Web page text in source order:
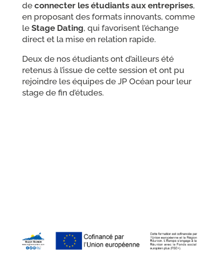
de connecter les étudiants aux entreprises,
en proposant des formats innovants, comme
le Stage Dating, qui favorisent l’échange
direct et la mise en relation rapide.
Deux de nos étudiants ont d’ailleurs été
retenus à l’issue de cette session et ont pu
rejoindre les équipes de JP Océan pour leur
stage de fin d’études.